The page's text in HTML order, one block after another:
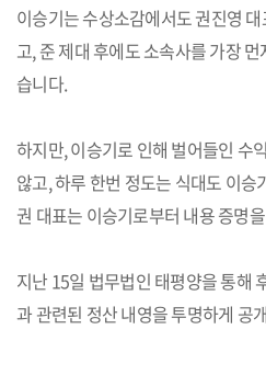
이승기는 수상소감에서도 권진영
고, 준 제대 후에도 소속사를 가장
습니다.
하지만, 이승기로 인해 벌어들인 수
않고, 하루 한번 정도는 식대도 이
권 대표는 이승기로부터 내용 증명
지난 15일 법무법인 태평양을 통해
과 관련된 정산 내영을 투명하게 공